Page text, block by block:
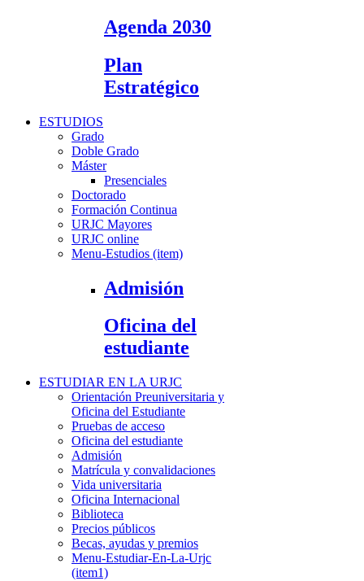
Agenda 2030
Plan
Estratégico
ESTUDIOS
Grado
Doble Grado
Máster
Presenciales
Doctorado
Formación Continua
URJC Mayores
URJC online
Menu-Estudios (item)
Admisión
Oficina del
estudiante
ESTUDIAR EN LA URJC
Orientación Preuniversitaria y
Oficina del Estudiante
Pruebas de acceso
Oficina del estudiante
Admisión
Matrícula y convalidaciones
Vida universitaria
Oficina Internacional
Biblioteca
Precios públicos
Becas, ayudas y premios
Menu-Estudiar-En-La-Urjc
(item1)